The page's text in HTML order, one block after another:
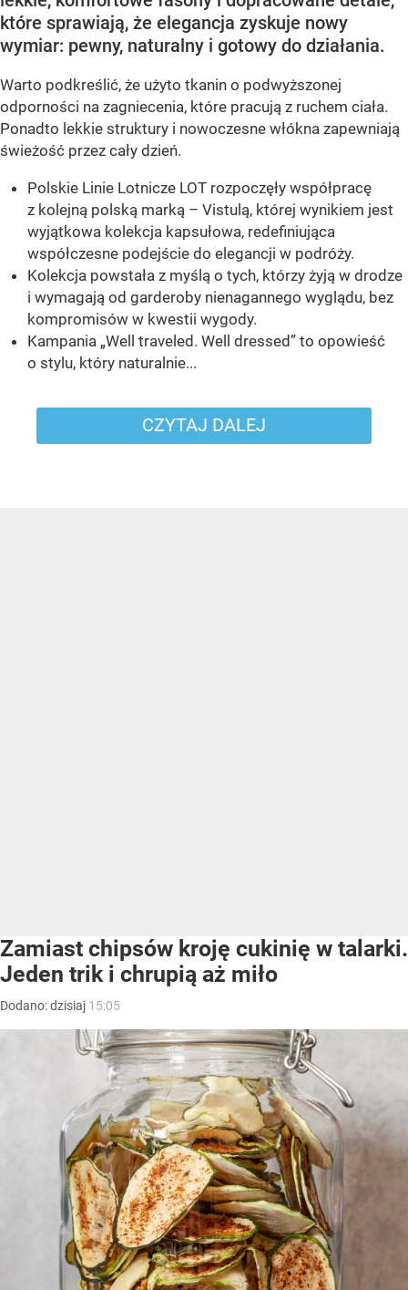
które sprawiają, że elegancja zyskuje nowy
wymiar: pewny, naturalny i gotowy do działania.
Warto podkreślić, że użyto tkanin o podwyższonej
odporności na zagniecenia, które pracują z ruchem ciała.
Ponadto lekkie struktury i nowoczesne włókna zapewniają
świeżość przez cały dzień.
Polskie Linie Lotnicze LOT rozpoczęły współpracę
z kolejną polską marką – Vistulą, której wynikiem jest
wyjątkowa kolekcja kapsułowa, redefiniująca
współczesne podejście do elegancji w podróży.
Kolekcja powstała z myślą o tych, którzy żyją w drodze
i wymagają od garderoby nienagannego wyglądu, bez
kompromisów w kwestii wygody.
Kampania „Well traveled. Well dressed” to opowieść
o stylu, który naturalnie...
CZYTAJ DALEJ
Zamiast chipsów kroję cukinię w talarki.
Jeden trik i chrupią aż miło
Dodano:dzisiaj 15:05